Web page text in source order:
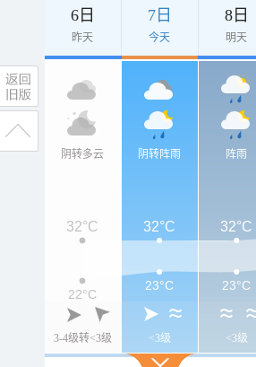
6日
昨天
7日
今天
8日
明天
阴转多云
3-4级转<3级
阴转阵雨
<3级
阵雨
<3级
32°C 32°C 32°C
22°C
23°C 23°C